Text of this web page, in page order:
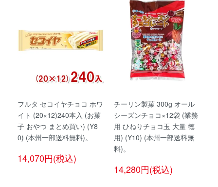
フルタ セコイヤチョコ ホワ
イト (20×12)240本入 (お菓
子 おやつ まとめ買い) (Y8
0) (本州一部送料無料)。
14,070円(税込)
チーリン製菓 300g オール
シーズンチョコ×12袋 (業務
用 ひねりチョコ玉 大量 徳
用) (Y10) (本州一部送料無
料)。
14,280円(税込)